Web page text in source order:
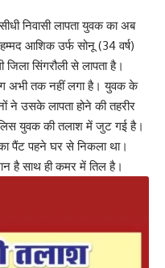
निवासीलापतायुवक का अब
आशिक उर्फ सोनू (34 वर्ष)
जिला सिंगरौली से लापता है।
अभी तक नहीं लगा है। युवक के
ने उसके लापता होने की तहरीर
युवक की तलाश में जुट गई है।
पैंट पहने घर से निकला था।
साथ ही कमर में तिल है।